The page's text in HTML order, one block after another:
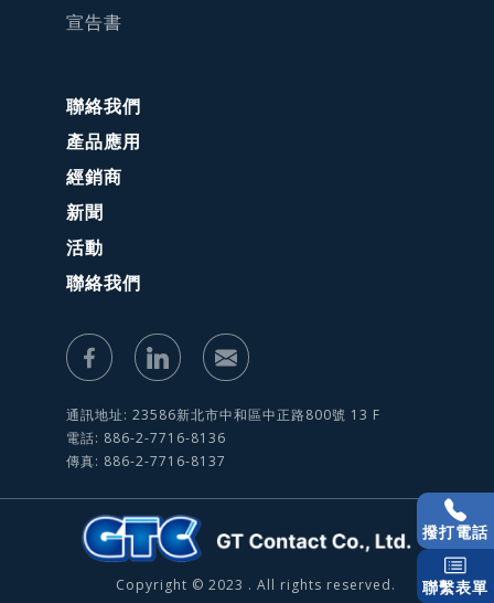
宣告書
聯絡我們
產品應用
經銷商
新聞
活動
聯絡我們
通訊地址: 23586新北市中和區中正路800號 13 F
電話: 886-2-7716-8136
傳真: 886-2-7716-8137
Copyright © 2023 . All rights reserved.
撥打電話
聯繫表單